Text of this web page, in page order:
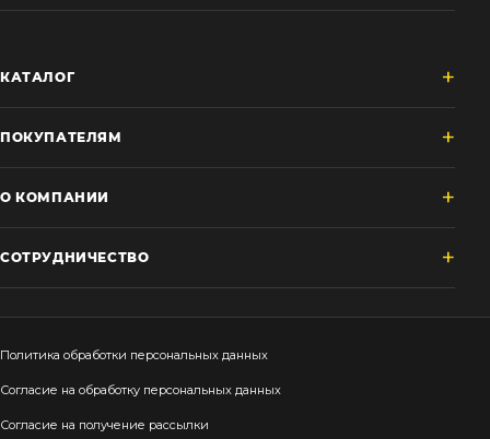
КАТАЛОГ
ПОКУПАТЕЛЯМ
О КОМПАНИИ
СОТРУДНИЧЕСТВО
Политика обработки персональных данных
Согласие на обработку персональных данных
Согласие на получение рассылки